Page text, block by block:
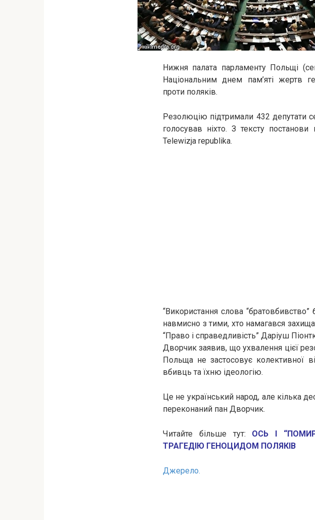
Нижня палата парламенту Польщі
Національним днем пам’яті жертв
проти поляків.
Резолюцію підтримали 432 депутати
голосував ніхто. З тексту
Telewizja republika.
“Використання слова
навмисно з тими, хто намагався
“Право і справедливість” Даріуш
Дворчик заявив, що ухвалення цієї
Польща не застосовує колективної
вбивць та їхню ідеологію.
Це не український народ, але кілька
переконаний пан Дворчик.
Читайте більше тут: ОСЬ І
ТРАГЕДІЮ ГЕНОЦИДОМ ПОЛЯКІВ
Джерело.